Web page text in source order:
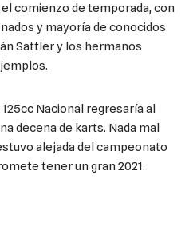
comienzo de temporada, con
y mayoría de conocidos
Sattler y los hermanos
Nacional regresaría al
decena de karts. Nada mal
alejada del campeonato
tener un gran 2021.